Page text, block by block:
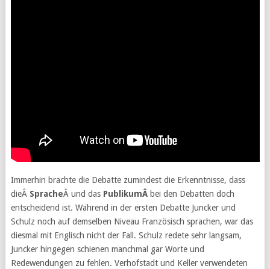
Immerhin brachte die Debatte zumindest die Erkenntnisse, dass
dieÂ SpracheÂ und das PublikumÂ bei den Debatten doch
entscheidend ist. Während in der ersten Debatte Juncker und
Schulz noch auf demselben Niveau Französisch sprachen, war das
diesmal mit Englisch nicht der Fall. Schulz redete sehr langsam,
Juncker hingegen schienen manchmal gar Worte und
Redewendungen zu fehlen. Verhofstadt und Keller verwendeten